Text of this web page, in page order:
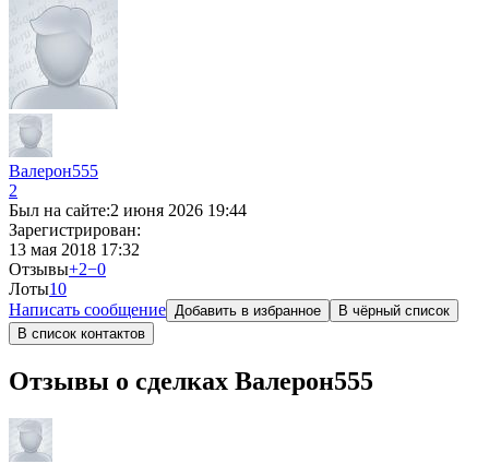
Валерон555
2
Был на сайте:2 июня 2026 19:44
Зарегистрирован:
13 мая 2018 17:32
Отзывы+2−0
Лоты10
Написать сообщение Добавить в избранное
В чёрный список
В список контактов
Отзывы о сделках Валерон555